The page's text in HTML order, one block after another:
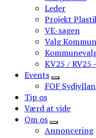
Leder
Projekt
VE-sagen
Valg
KV25 / RV25
Events
FOF
Tip os
Værd at vide
Om os
Annoncering